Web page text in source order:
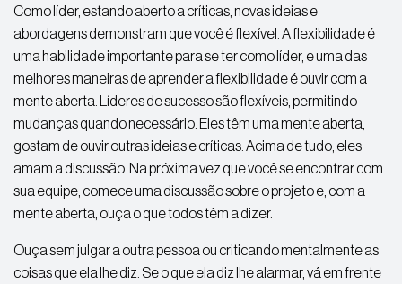
Como líder, estando aberto a críticas, novas ideias e
abordagens demonstram que você é flexível. A flexibilidade é
uma habilidade importante para se ter como líder, e uma das
melhores maneiras de aprender a flexibilidade é ouvir com a
mente aberta. Líderes de sucesso são flexíveis, permitindo
mudanças quando necessário. Eles têm uma mente aberta,
gostam de ouvir outras ideias e críticas. Acima de tudo, eles
amam a discussão. Na próxima vez que você se encontrar com
sua equipe, comece uma discussão sobre o projeto e, com a
mente aberta, ouça o que todos têm a dizer.
Ouça sem julgar a outra pessoa ou criticando mentalmente as
coisas que ela lhe diz. Se o que ela diz lhe alarmar, vá em frente